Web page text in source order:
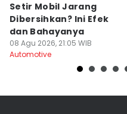
Setir Mobil Jarang
Dibersihkan? Ini Efek
dan Bahayanya
08 Agu 2026, 21:05 WIB
Automotive